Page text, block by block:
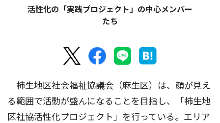
活性化の「実践プロジェクト」の中心メンバー
たち
柿生地区社会福祉協議会（麻生区）は、顔が見え
る範囲で活動が盛んになることを目指し、「柿生地
区社協活性化プロジェクト」を行っている。エリア